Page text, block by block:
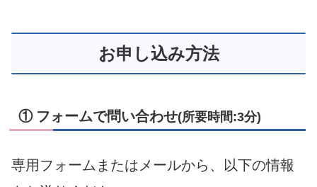
お申し込み方法
① フォームで問い合わせ(所要時間:3分)
専用フォームまたはメールから、以下の情報